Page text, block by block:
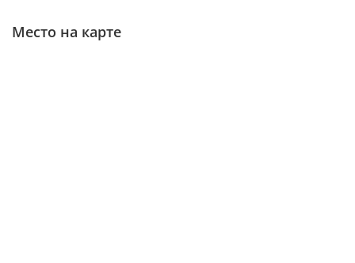
Место на карте